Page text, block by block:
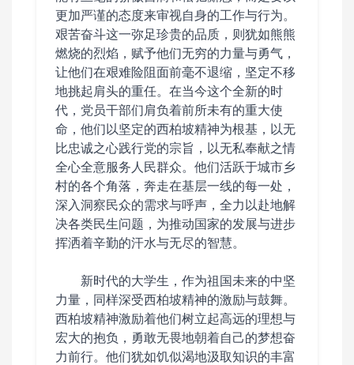
更加严谨的态度来审视自身的工作与行为。
艰苦奋斗这一弥足珍贵的品质，则犹如熊熊
燃烧的烈焰，赋予他们无穷的力量与勇气，
让他们在艰难险阻面前毫不退缩，坚定不移
地挑起肩头的重任。在当今这个全新的时
代，党员干部们肩负着前所未有的重大使
命，他们以坚定的西柏坡精神为根基，以无
比忠诚之心践行党的宗旨，以无私奉献之情
全心全意服务人民群众。他们活跃于城市乡
村的各个角落，奔走在基层一线的每一处，
深入洞察民众的需求与呼声，全力以赴地解
决各类民生问题，为推动国家的发展与进步
挥洒着辛勤的汗水与无尽的智慧。
新时代的大学生，作为祖国未来的中坚
力量，同样深受西柏坡精神的激励与鼓舞。
西柏坡精神激励着他们树立起高远的理想与
宏大的抱负，勇敢无畏地朝着自己的梦想奋
力前行。他们犹如饥似渴地汲取知识的丰富